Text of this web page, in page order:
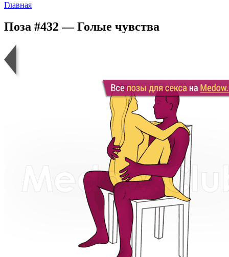
Главная
Поза #432 — Голые чувства